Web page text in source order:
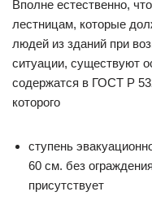
Вполне естественно,
лестницам, которые
людей из зданий при
ситуации, существуют
содержатся в ГОСТ Р
которого
ступень
60 см. без
присутствует